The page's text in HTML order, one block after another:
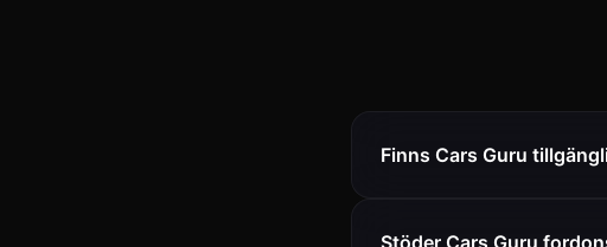
Finns Cars Guru
Stöder Cars Guru